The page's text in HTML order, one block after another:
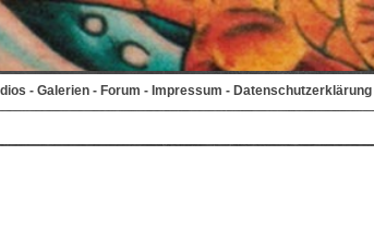
- Galerien - Forum - Impressum - Datenschutzerklärung